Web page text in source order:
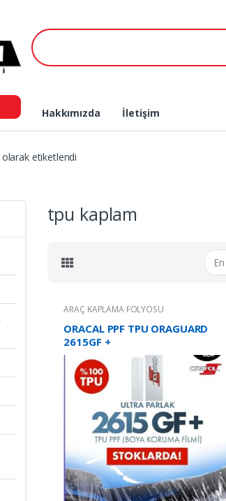
Ara:
Hakkımızda İletişim
etiketlendi
tpu kaplam
ARAÇ KAPLAMA FOLYOSU
ORACAL PPF TPU ORAGUARD
2615GF +